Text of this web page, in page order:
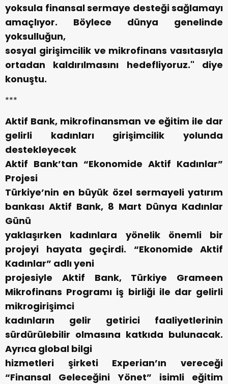
yoksula finansal sermaye desteği sağlamayı
amaçlıyor. Böylece dünya genelinde
yoksulluğun,
sosyal girişimcilik ve mikrofinans vasıtasıyla
ortadan kaldırılmasını hedefliyoruz." diye
konuştu.
***
Aktif Bank, mikrofinansman ve eğitim ile dar
gelirli kadınları girişimcilik yolunda
destekleyecek
Aktif Bank’tan “Ekonomide Aktif Kadınlar”
Projesi
Türkiye’nin en büyük özel sermayeli yatırım
bankası Aktif Bank, 8 Mart Dünya Kadınlar
Günü
yaklaşırken kadınlara yönelik önemli bir
projeyi hayata geçirdi. “Ekonomide Aktif
Kadınlar” adlı yeni
projesiyle Aktif Bank, Türkiye Grameen
Mikrofinans Programı iş birliği ile dar gelirli
mikrogirişimci
kadınların gelir getirici faaliyetlerinin
sürdürülebilir olmasına katkıda bulunacak.
Ayrıca global bilgi
hizmetleri şirketi Experian’ın vereceği
“Finansal Geleceğini Yönet” isimli eğitim